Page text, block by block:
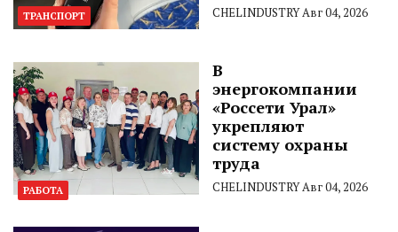
ТРАНСПОРТ CHELINDUSTRYАвг 04, 2026
РАБОТА
В
энергокомпании
«Россети Урал»
укрепляют
систему охраны
труда
CHELINDUSTRYАвг 04, 2026